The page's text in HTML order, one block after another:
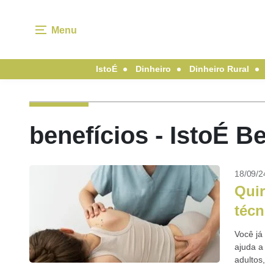
Menu
IstoÉ Dinheiro Dinheiro Rural
benefícios - IstoÉ
18/09/
Você
ajuda